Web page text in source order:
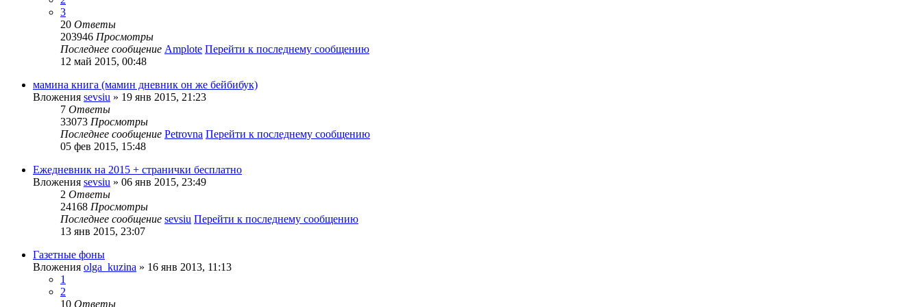
3
20 Ответы
203946 Просмотры
Последнее сообщение Amplote Перейти к последнему сообщению
12 май 2015, 00:48
мамина книга (мамин дневник он же бейбибук)
Вложения sevsiu » 19 янв 2015, 21:23
7 Ответы
33073 Просмотры
Последнее сообщение Petrovna Перейти к последнему сообщению
05 фев 2015, 15:48
Ежедневник на 2015 + странички бесплатно
Вложения sevsiu » 06 янв 2015, 23:49
2 Ответы
24168 Просмотры
Последнее сообщение sevsiu Перейти к последнему сообщению
13 янв 2015, 23:07
Газетные фоны
Вложения olga_kuzina » 16 янв 2013, 11:13
1
2
10 Ответы